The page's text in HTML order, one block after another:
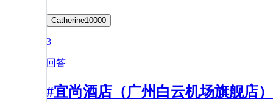
Catherine10000
3
回答
#宜尚酒店（广州白云机场旗舰店）